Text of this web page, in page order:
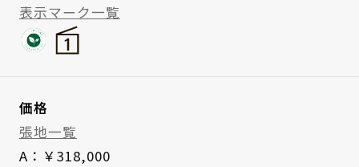
表示マーク一覧
価格
張地一覧
A：￥318,000